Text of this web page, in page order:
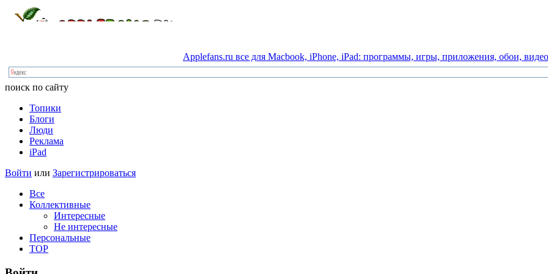
Applefans.ru все для Macbook, iPhone, iPad: программы, игры, приложения, обои, видео
поиск по сайту
Топики
Блоги
Люди
Реклама
iPad
Войти или Зарегистрироваться
Все
Коллективные
Интересные
Не интересные
Персональные
TOP